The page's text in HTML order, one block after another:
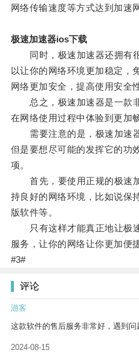
网络传输速度等方式达到加速
极速加速器ios下载
同时，极速加速器还拥有
以让你的网络环境更加稳定，
网络更加安全，提高使用安全性
总之，极速加速器是一款
在网络使用过程中体验到更加
需要注意的是，极速加速器
但是要想尽可能的发挥它的功
项。
首先，要使用正规的极速
持良好的网络环境，比如说保
版软件等。
只有这样才能真正地让极
服务，让你的网络让你更加便
#3#
评论
游客
这款软件的售后服务非常好，遇到问
2024-08-15